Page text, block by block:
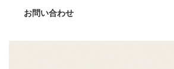
personalized touch to bags, keychains, or
お問い合わせ